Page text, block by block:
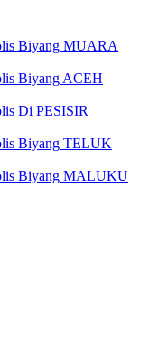
Biyang MUARA
Biyang ACEH
Di PESISIR
Biyang TELUK
Biyang MALUKU